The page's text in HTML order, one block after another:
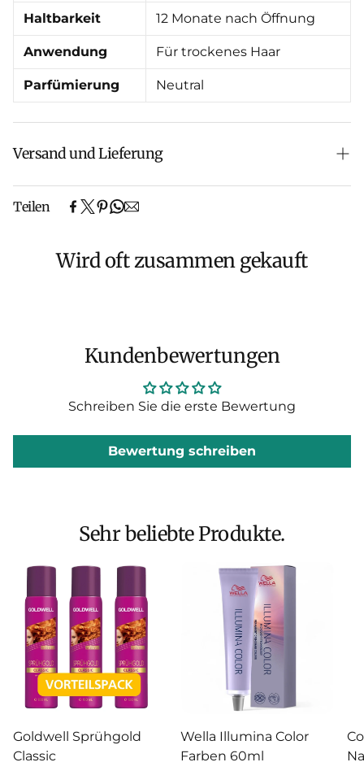
Haltbarkeit 12 Monate nach Öffnung
Anwendung Für trockenes Haar
Parfümierung Neutral
Versand und Lieferung
Auftragsabwicklung mit unseren erstklassigen
Sofern in der Produktbeschreibung keine
abweichenden Angaben gemacht werden, beträgt
Der Versand erfolgt je nach Art, Größe und Gewicht
der Ware mit unseren
LogistikpartnernDHLundDPD .
Teilen
Wird oft zusammen gekauft
Kundenbewertungen
Schreiben Sie die erste Bewertung
Bewertung schreiben
Sehr beliebte Produkte.
Goldwell Sprühgold
Classic
Wella Illumina Color
Farben 60ml